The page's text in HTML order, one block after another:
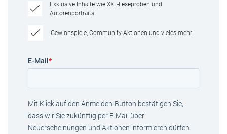
Exklusive Inhalte wie XXL-Leseproben und
Autorenportraits
Gewinnspiele, Community-Aktionen und vieles mehr
E-Mail *
Mit Klick auf den Anmelden-Button bestätigen Sie,
dass wir Sie zukünftig per E-Mail über
Neuerscheinungen und Aktionen informieren dürfen.